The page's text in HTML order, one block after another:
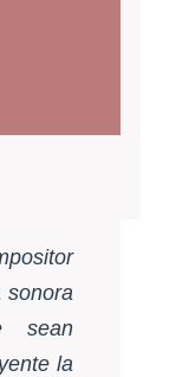
sonora
sean
la